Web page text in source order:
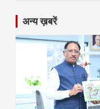
अन्य ख़बरें